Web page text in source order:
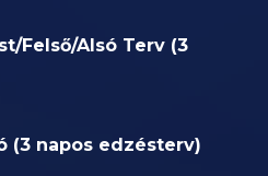
Felső/Alsó Terv (3
(3 napos edzésterv)